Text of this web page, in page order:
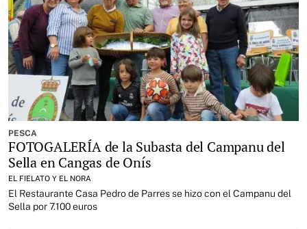
PESCA
FOTOGALERÍA de la Subasta del Campanu del
Sella en Cangas de Onís
EL FIELATO Y EL NORA
El Restaurante Casa Pedro de Parres se hizo con el Campanu del
Sella por 7.100 euros